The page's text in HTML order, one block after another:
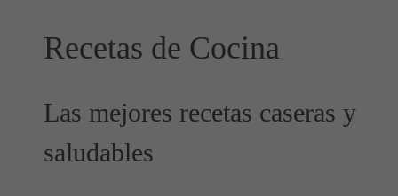
Recetas de Cocina
Las mejores recetas caseras y
saludables